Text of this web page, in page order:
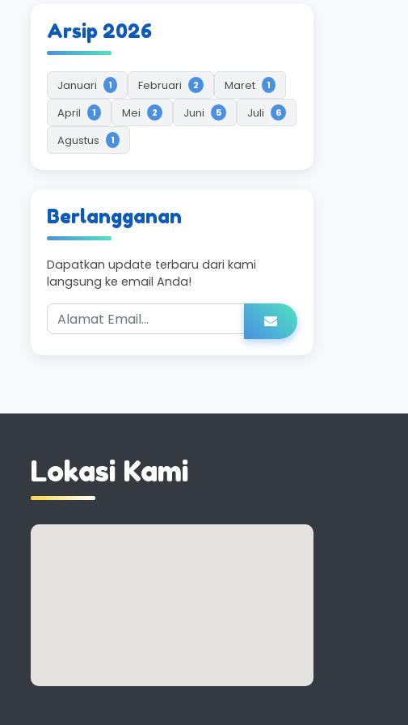
Arsip 2026
Januari 1 Februari 2 Maret 1
April 1 Mei 2 Juni 5 Juli 6
Agustus 1
Berlangganan
Dapatkan update terbaru dari kami
langsung ke email Anda!
Lokasi Kami